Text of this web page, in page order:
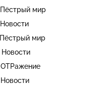
Пёстрый мир
Новости
Пёстрый мир
Новости
ОТРажение
Новости